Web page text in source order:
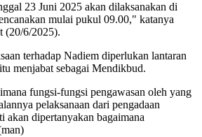
23 Juni 2025 akan dilaksanakan di
mulai pukul 09.00," katanya
(20/6/2025).
terhadap Nadiem diperlukan lantaran
menjabat sebagai Mendikbud.
fungsi-fungsi pengawasan oleh yang
pelaksanaan dari pengadaan
akan dipertanyakan bagaimana